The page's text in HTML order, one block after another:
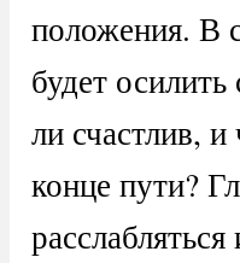
положения. В
будет
ли счастлив,
конце пути?